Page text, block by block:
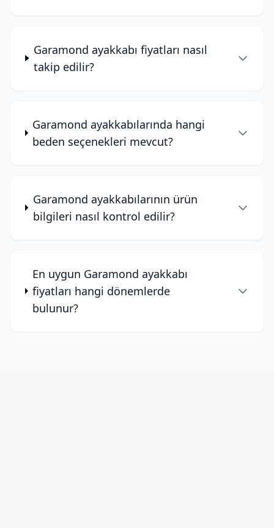
Garamond ayakkabı fiyatları nasıl
takip edilir?
Garamond ayakkabılarında hangi
beden seçenekleri mevcut?
Garamond ayakkabılarının ürün
bilgileri nasıl kontrol edilir?
En uygun Garamond ayakkabı
fiyatları hangi dönemlerde
bulunur?